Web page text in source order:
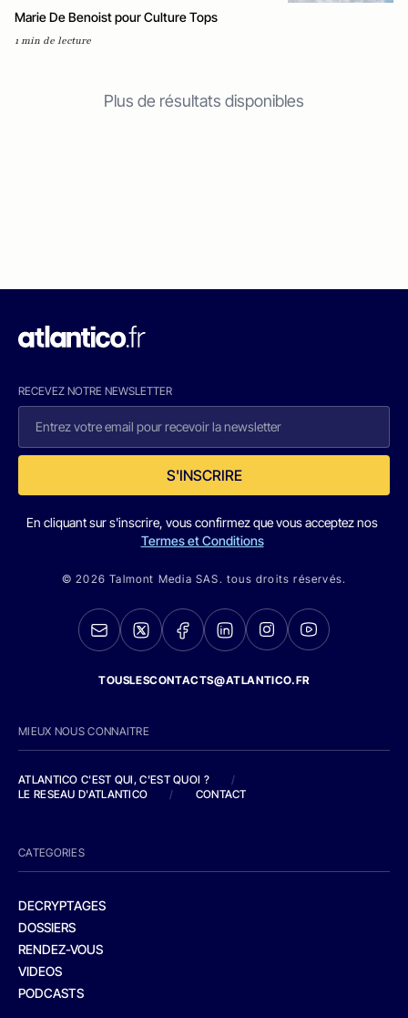
Marie De Benoist pour Culture Tops
1 min de lecture
Plus de résultats disponibles
RECEVEZ NOTRE NEWSLETTER
S'INSCRIRE
En cliquant sur s'inscrire, vous confirmez que vous acceptez nos
Termes et Conditions
© 2026 Talmont Media SAS. tous droits réservés.
TOUSLESCONTACTS@ATLANTICO.FR
MIEUX NOUS CONNAITRE
ATLANTICO C'EST QUI, C'EST QUOI ?
/
LE RESEAU D'ATLANTICO
/ CONTACT
CATEGORIES
DECRYPTAGES
DOSSIERS
RENDEZ-VOUS
VIDEOS
PODCASTS